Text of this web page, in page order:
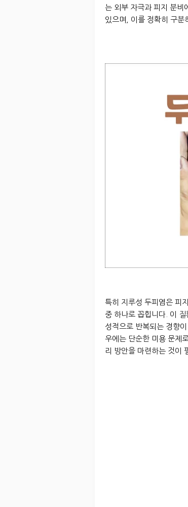
는 외부 자극과 피지 분비
있으며, 이를 정확히 구분
특히 지루성 두피염은 피
중 하나로 꼽힙니다. 이
성적으로 반복되는 경향
우에는 단순한 미용 문제
리 방안을 마련하는 것이